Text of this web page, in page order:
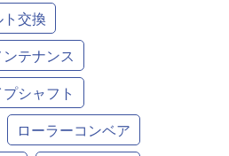
交換
テナンス
シャフト
ローラーコンベア